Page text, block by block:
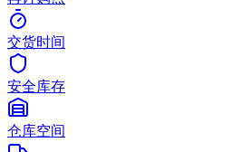
交货时间
安全库存
仓库空间